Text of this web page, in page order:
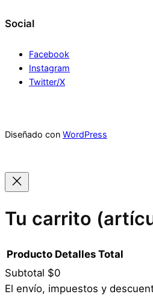
Social
Facebook
Instagram
Twitter/X
Diseñado con WordPress
Tu carrito
Productos
Producto Detalles Total
Subtotal $0
El envío, impuestos y